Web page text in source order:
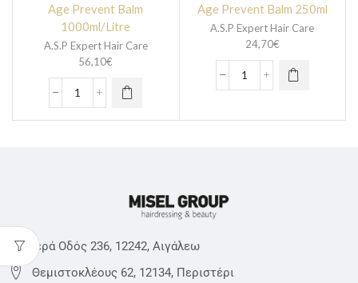
Age Prevent Balm
1000ml/Litre
A.S.P Expert Hair Care
56,10€
Age Prevent Balm 250ml
A.S.P Expert Hair Care
24,70€
Ιερά Οδός 236, 12242, Αιγάλεω
Θεμιστoκλέους 62, 12134, Περιστέρι